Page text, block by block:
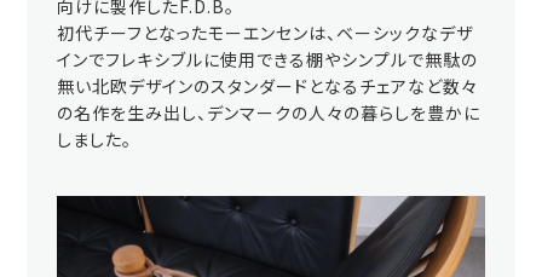
向けに製作したF.D.B。
初代チーフとなったモーエンセンは、ベーシックなデザ
インでフレキシブルに使用できる棚やシンプルで無駄の
無い北欧デザインのスタンダードとなるチェアなど数々
の名作を生み出し、デンマークの人々の暮らしを豊かに
しました。